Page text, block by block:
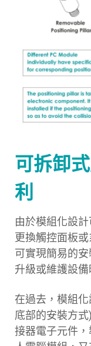
可拆卸
利
由於模組化設
更換觸控面板
可實現簡易的
升級或維護設
在過去，模組
底部的安裝方
接器電子元件